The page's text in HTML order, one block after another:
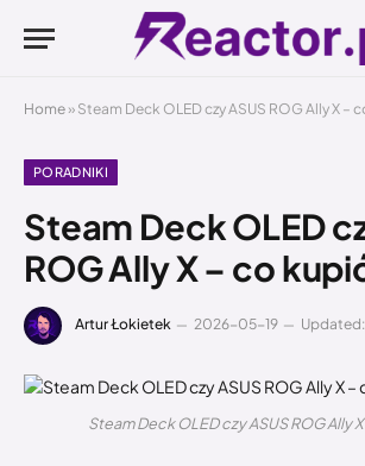
Home » Steam Deck OLED czy ASUS ROG Ally X –
PORADNIKI
Steam Deck OLED
ROG Ally X – co
Artur Łokietek 2026-05-19 Updated:
Steam Deck OLED czy ASUS ROG Ally